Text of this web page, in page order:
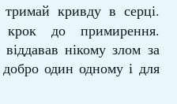
кривду в серці.
до примирення.
нікому злом за
один одному і для